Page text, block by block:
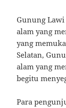
Gunung Lawi
alam yang
yang
Selatan,
alam yang
begitu
Para